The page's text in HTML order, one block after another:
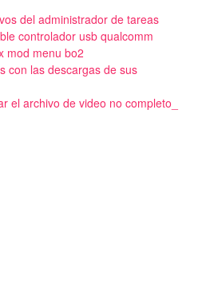
del administrador de tareas
controlador usb qualcomm
mod menu bo2
con las descargas de sus
el archivo de video no completo_